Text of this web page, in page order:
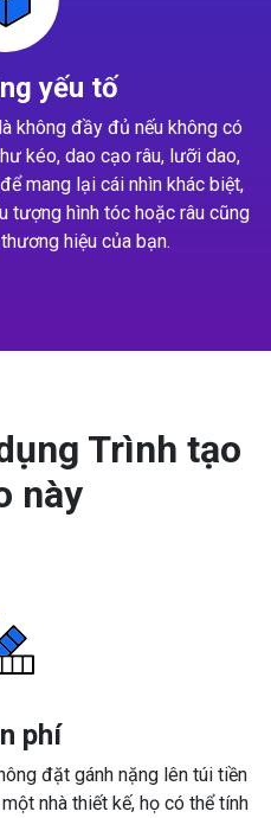
yếu tố
không đầy đủ nếu không có
kéo, dao cạo râu, lưỡi dao,
mang lại cái nhìn khác biệt,
tượng hình tóc hoặc râu cũng
hiệu của bạn.
Trình tạo
này
phí
đặt gánh nặng lên túi tiền
nhà thiết kế, họ có thể tính